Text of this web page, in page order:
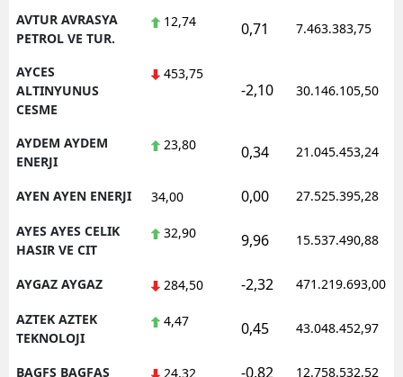
AVTUR AVRASYA
PETROL VE TUR.
12,74 0,71 7.463.383,75
AYCES
ALTINYUNUS
CESME
453,75
-2,10 30.146.105,50
AYDEM AYDEM
ENERJI
23,80 0,34 21.045.453,24
AYEN AYEN ENERJI 34,00 0,00 27.525.395,28
AYES AYES CELIK
HASIR VE CIT
32,90 9,96 15.537.490,88
AYGAZ AYGAZ 284,50 -2,32 471.219.693,00
AZTEK AZTEK
TEKNOLOJI
4,47 0,45 43.048.452,97
BAGFS BAGFAS 24,32 -0,82 12.758.532,52